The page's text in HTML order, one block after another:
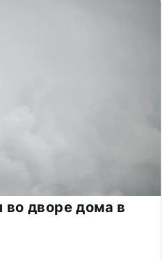
во дворе дома в